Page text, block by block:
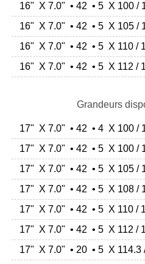
16" X 7.0" • 42 • 5 X 100 /
16" X 7.0" • 42 • 5 X 105 /
16" X 7.0" • 42 • 5 X 110 /
16" X 7.0" • 42 • 5 X 112 /
Grandeurs
17" X 7.0" • 42 • 4 X 100 /
17" X 7.0" • 42 • 5 X 100 /
17" X 7.0" • 42 • 5 X 105 /
17" X 7.0" • 42 • 5 X 108 /
17" X 7.0" • 42 • 5 X 110 /
17" X 7.0" • 42 • 5 X 112 /
17" X 7.0" • 20 • 5 X 114.3